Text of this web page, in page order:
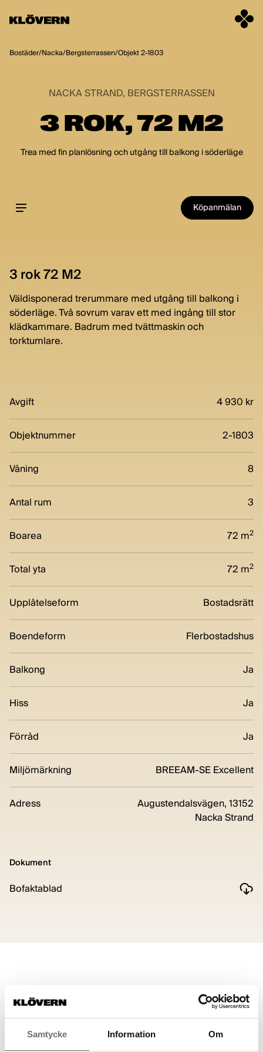
Samtycke Information Om
Bostäder/Nacka/Bergsterrassen/Objekt 2-1803
NACKA STRAND, BERGSTERRASSEN
3 ROK, 72 M2
Trea med fin planlösning och utgång till balkong i söderläge
Köpanmälan
3 rok 72 M2
Väldisponerad trerummare med utgång till balkong i
söderläge. Två sovrum varav ett med ingång till stor
klädkammare. Badrum med tvättmaskin och
torktumlare.
Avgift 4 930 kr
Objektnummer 2-1803
Våning 8
Antal rum 3
Boarea 72 m2
Total yta 72 m2
Upplåtelseform Bostadsrätt
Boendeform Flerbostadshus
Balkong Ja
Hiss Ja
Förråd Ja
Miljömärkning BREEAM-SE Excellent
Adress
Augustendalsvägen, 13152
Nacka Strand
Dokument
Bofaktablad